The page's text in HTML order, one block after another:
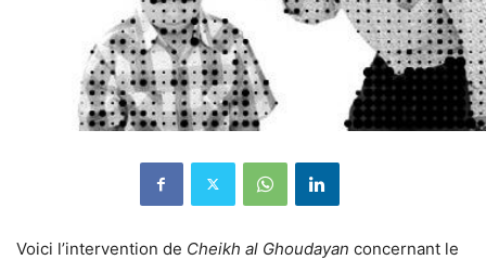
Voici l’intervention de Cheikh al Ghoudayan concernant le